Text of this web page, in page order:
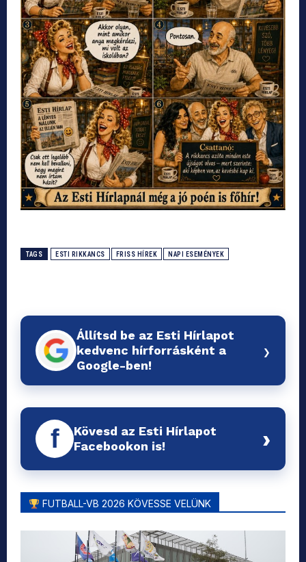
TAGS ESTI RIKKANCS FRISS HÍREK NAPI ESEMÉNYEK
Állítsd be az Esti Hírlapot
kedvenc hírforrásként a
Google-ben!
›
f
Kövesd az Esti Hírlapot
Facebookon is!
›
FUTBALL-VB 2026 KÖVESSE VELÜNK